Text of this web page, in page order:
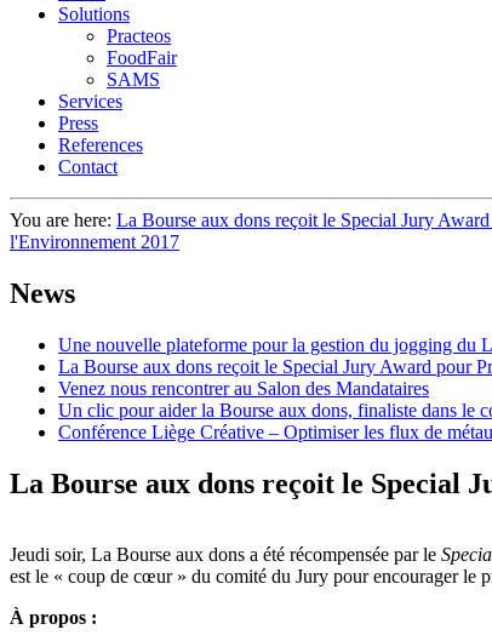
Solutions
Practeos
FoodFair
SAMS
Services
Press
References
Contact
You are here: La Bourse aux dons reçoit le Special Jury
l'Environnement 2017
News
Une nouvelle plateforme pour la gestion du jogging du
La Bourse aux dons reçoit le Special Jury Award pour
Venez nous rencontrer au Salon des Mandataires
Un clic pour aider la Bourse aux dons, finaliste dans le
Conférence Liège Créative – Optimiser les flux de
La Bourse aux dons reçoit le Special
Jeudi soir, La Bourse aux dons a été récompensée par le
est le « coup de cœur » du comité du Jury pour encourager le
À propos :